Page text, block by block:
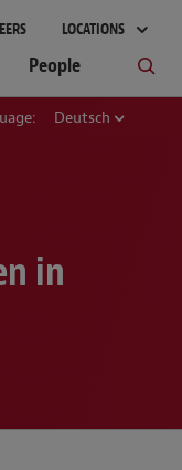
LOCATIONS
People
Deutsch
in